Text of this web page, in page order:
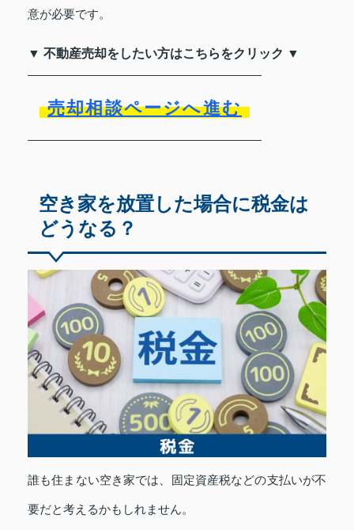
意が必要です。
▼ 不動産売却をしたい方はこちらをクリック ▼
売却相談ページへ進む
空き家を放置した場合に税金は
どうなる？
誰も住まない空き家では、固定資産税などの支払いが不
要だと考えるかもしれません。